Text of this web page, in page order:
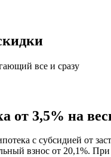
все и сразу
от 3,5% на
с субсидией от
взнос от 20,1%. При